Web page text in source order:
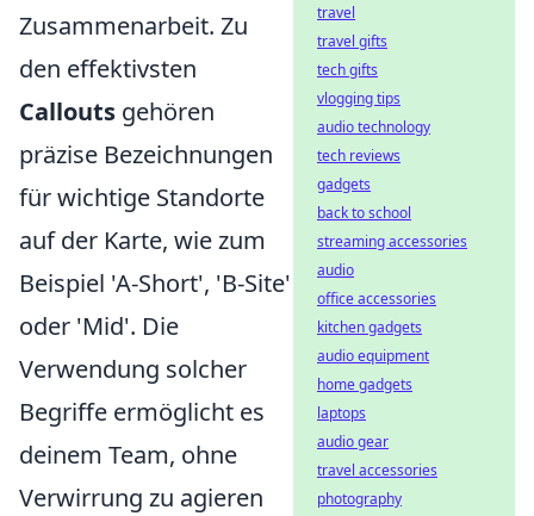
Zusammenarbeit. Zu
den effektivsten
Callouts gehören
präzise Bezeichnungen
für wichtige Standorte
auf der Karte, wie zum
Beispiel 'A-Short', 'B-Site'
oder 'Mid'. Die
Verwendung solcher
Begriffe ermöglicht es
deinem Team, ohne
Verwirrung zu agieren
travel
travel gifts
tech gifts
vlogging tips
audio technology
tech reviews
gadgets
back to school
streaming accessories
audio
office accessories
kitchen gadgets
audio equipment
home gadgets
laptops
audio gear
travel accessories
photography